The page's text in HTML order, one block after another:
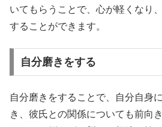
いてもらうことで、心が軽くなり
することができます。
自分磨きをする
自分磨きをすることで、自分自身
き、彼氏との関係についても前向